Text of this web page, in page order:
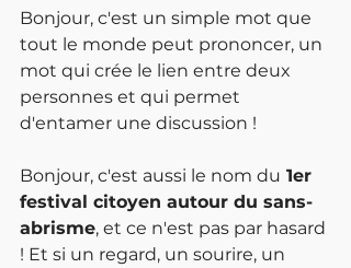
Bonjour, c'est un simple mot que
tout le monde peut prononcer, un
mot qui crée le lien entre deux
personnes et qui permet
d'entamer une discussion !
Bonjour, c'est aussi le nom du 1er
festival citoyen autour du sans-
abrisme, et ce n'est pas par hasard
! Et si un regard, un sourire, un